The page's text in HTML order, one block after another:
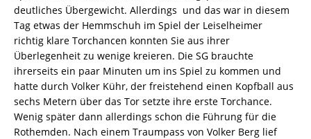
deutliches Übergewicht. Allerdings  und das war in diesem
Tag etwas der Hemmschuh im Spiel der Leiselheimer 
richtig klare Torchancen konnten Sie aus ihrer
Überlegenheit zu wenige kreieren. Die SG brauchte
ihrerseits ein paar Minuten um ins Spiel zu kommen und
hatte durch Volker Kühr, der freistehend einen Kopfball aus
sechs Metern über das Tor setzte ihre erste Torchance.
Wenig später dann allerdings schon die Führung für die
Rothemden. Nach einem Traumpass von Volker Berg lief